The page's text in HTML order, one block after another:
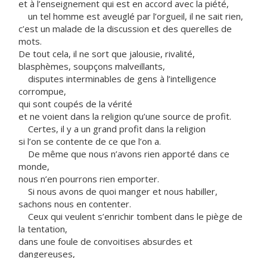
et à l’enseignement qui est en accord avec la piété,
un tel homme est aveuglé par l’orgueil, il ne sait rien,
c’est un malade de la discussion et des querelles de
mots.
De tout cela, il ne sort que jalousie, rivalité,
blasphèmes, soupçons malveillants,
disputes interminables de gens à l’intelligence
corrompue,
qui sont coupés de la vérité
et ne voient dans la religion qu’une source de profit.
Certes, il y a un grand profit dans la religion
si l’on se contente de ce que l’on a.
De même que nous n’avons rien apporté dans ce
monde,
nous n’en pourrons rien emporter.
Si nous avons de quoi manger et nous habiller,
sachons nous en contenter.
Ceux qui veulent s’enrichir tombent dans le piège de
la tentation,
dans une foule de convoitises absurdes et
dangereuses,